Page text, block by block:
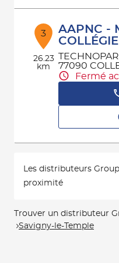
3
26.23
km
AAPNC -
77090
Fermé
Les distributeurs
proximité
Trouver un distributeur
Savigny-le-Temple